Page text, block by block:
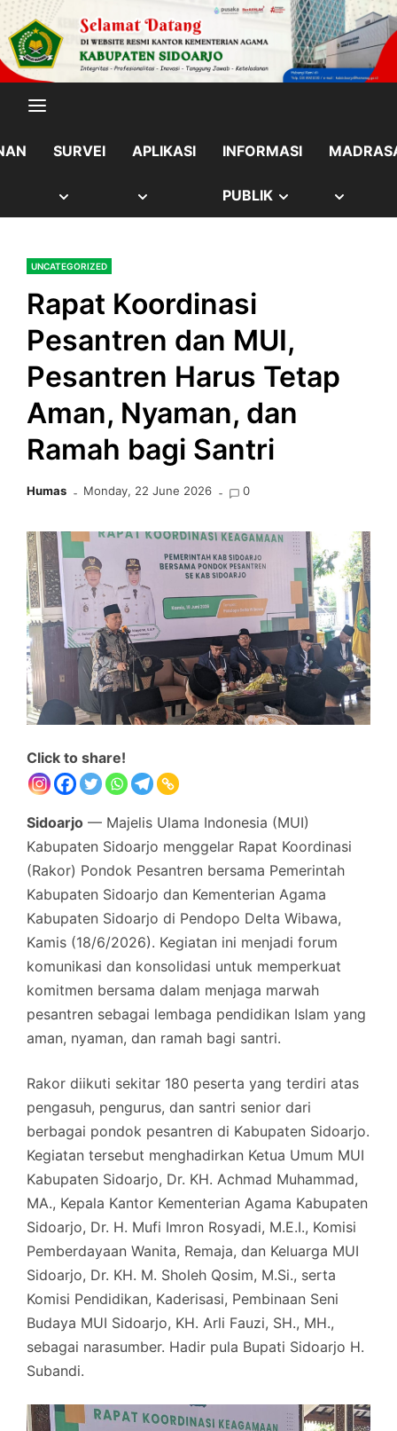
content
Skip
to
content
SURVEI APLIKASI INFORMASI
PUBLIK SHOW
UNCATEGORIZED
Rapat Koordinasi
Pesantren dan MUI,
Pesantren Harus Tetap
Aman, Nyaman, dan
Ramah bagi Santri
Humas Monday, 22 June 2026 0
Click to share!
Sidoarjo — Majelis Ulama Indonesia (MUI)
Kabupaten Sidoarjo menggelar Rapat Koordinasi
(Rakor) Pondok Pesantren bersama Pemerintah
Kabupaten Sidoarjo dan Kementerian Agama
Kabupaten Sidoarjo di Pendopo Delta Wibawa,
Kamis (18/6/2026). Kegiatan ini menjadi forum
komunikasi dan konsolidasi untuk memperkuat
komitmen bersama dalam menjaga marwah
pesantren sebagai lembaga pendidikan Islam yang
aman, nyaman, dan ramah bagi santri.
Rakor diikuti sekitar 180 peserta yang terdiri atas
pengasuh, pengurus, dan santri senior dari
berbagai pondok pesantren di Kabupaten Sidoarjo.
Kegiatan tersebut menghadirkan Ketua Umum MUI
Kabupaten Sidoarjo, Dr. KH. Achmad Muhammad,
MA., Kepala Kantor Kementerian Agama Kabupaten
Sidoarjo, Dr. H. Mufi Imron Rosyadi, M.E.I., Komisi
Pemberdayaan Wanita, Remaja, dan Keluarga MUI
Sidoarjo, Dr. KH. M. Sholeh Qosim, M.Si., serta
Komisi Pendidikan, Kaderisasi, Pembinaan Seni
Budaya MUI Sidoarjo, KH. Arli Fauzi, SH., MH.,
sebagai narasumber. Hadir pula Bupati Sidoarjo H.
Subandi.